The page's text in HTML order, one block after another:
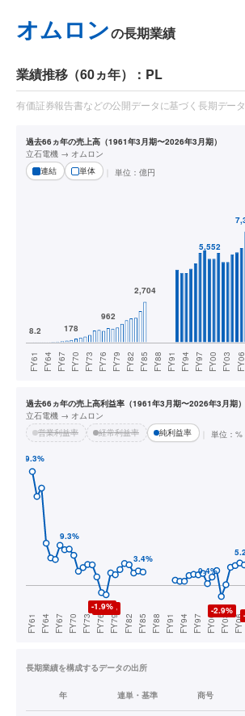
オムロンの長期業績
業績推移（60ヵ年）：PL
有価証券報告書などの公開データに基づく長期データ
過去66ヵ年の売上高（1961年3月期〜2026年3月期）
立石電機 → オムロン
連結
単体 単位： 億円
過去66ヵ年の売上高利益率（1961年3月期〜2026年3月期）
立石電機 → オムロン
営業利益率
経常利益率 純利益率 単位：%
長期業績を構成するデータの出所
年 連単・基準 商号